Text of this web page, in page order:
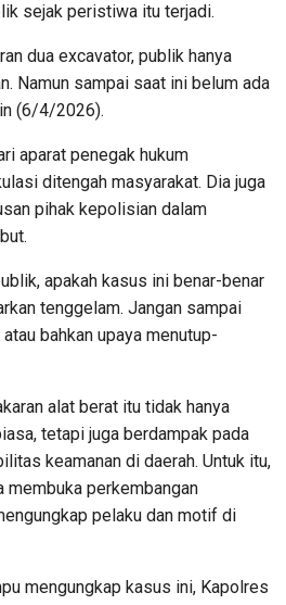
sejak peristiwa itu terjadi.
dua excavator, publik hanya
Namun sampai saat ini belum ada
(6/4/2026).
aparat penegak hukum
ditengah masyarakat. Dia juga
pihak kepolisian dalam
apakah kasus ini benar-benar
tenggelam. Jangan sampai
bahkan upaya menutup-
alat berat itu tidak hanya
tetapi juga berdampak pada
keamanan di daerah. Untuk itu,
membuka perkembangan
pelaku dan motif di
mengungkap kasus ini, Kapolres